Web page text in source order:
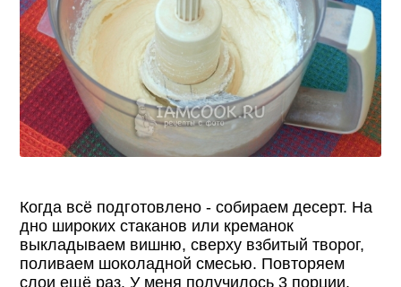
Когда всё подготовлено - собираем десерт. На
дно широких стаканов или креманок
выкладываем вишню, сверху взбитый творог,
поливаем шоколадной смесью. Повторяем
слои ещё раз. У меня получилось 3 порции.